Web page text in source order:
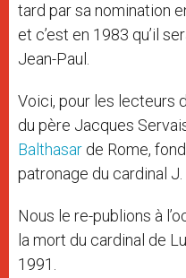
tard par sa nomination
et c’est en 1983 qu’il
Jean-Paul.
Voici, pour les lecteurs
du père Jacques
Balthasar de Rome,
patronage du cardinal J.
Nous le re-publions à
la mort du cardinal de
1991.